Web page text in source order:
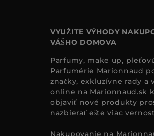
VYUŽITE VÝHODY
VÁŠHO DOMOVA
Parfumy, make up,
Parfumérie Marionnaud
značky, exkluzívne rady a
online na Marionnaud.sk
objaviť nové produkty
nazbierať ešte viac
Nakupovanie na